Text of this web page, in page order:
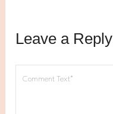
Leave a Reply